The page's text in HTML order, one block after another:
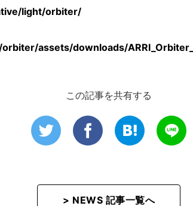
light/orbiter/
assets/downloads/
この記事を共有する
> NEWS 記事一覧へ